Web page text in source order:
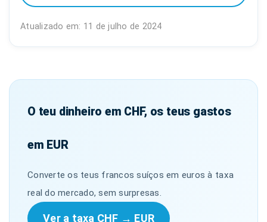
Atualizado em: 11 de julho de 2024
O teu dinheiro em CHF, os teus gastos
em EUR
Converte os teus francos suíços em euros à taxa
real do mercado, sem surpresas.
Ver a taxa CHF → EUR